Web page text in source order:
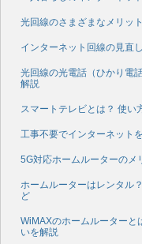
光回線のさまざまなメリッ
インターネット回線の見直
光回線の光電話（ひかり電
解説
スマートテレビとは？ 使い
工事不要でインターネット
5G対応ホームルーターのメ
ホームルーターはレンタル
ど
WiMAXのホームルーターと
いを解説